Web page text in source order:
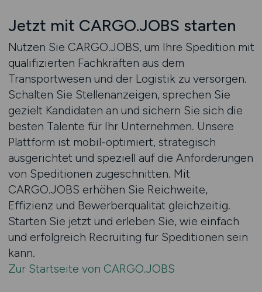
Jetzt mit CARGO.JOBS starten
Nutzen Sie CARGO.JOBS, um Ihre Spedition mit
qualifizierten Fachkräften aus dem
Transportwesen und der Logistik zu versorgen.
Schalten Sie Stellenanzeigen, sprechen Sie
gezielt Kandidaten an und sichern Sie sich die
besten Talente für Ihr Unternehmen. Unsere
Plattform ist mobil-optimiert, strategisch
ausgerichtet und speziell auf die Anforderungen
von Speditionen zugeschnitten. Mit
CARGO.JOBS erhöhen Sie Reichweite,
Effizienz und Bewerberqualität gleichzeitig.
Starten Sie jetzt und erleben Sie, wie einfach
und erfolgreich Recruiting für Speditionen sein
kann.
Zur Startseite von CARGO.JOBS